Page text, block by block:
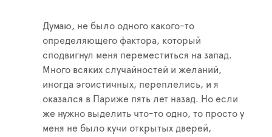
Думаю, не было одного какого-то
определяющего фактора, который
сподвигнул меня переместиться на запад.
Много всяких случайностей и желаний,
иногда эгоистичных, переплелись, и я
оказался в Париже пять лет назад. Но если
же нужно выделить что-то одно, то просто у
меня не было кучи открытых дверей,